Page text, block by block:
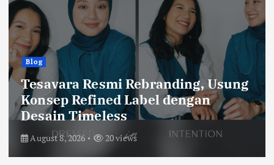
Olah Raga
Catatan Balad Bobotoh
Persib vs Persebaya, Final Ideal
Piala Presiden 2026
August 6, 2026 58 views